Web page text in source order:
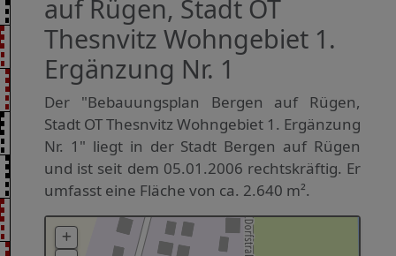
auf Rügen, Stadt OT
Thesnvitz Wohngebiet 1.
Ergänzung Nr. 1
Der "Bebauungsplan Bergen auf Rügen,
Stadt OT Thesnvitz Wohngebiet 1. Ergänzung
Nr. 1" liegt in der Stadt Bergen auf Rügen
und ist seit dem 05.01.2006 rechtskräftig. Er
umfasst eine Fläche von ca. 2.640 m².